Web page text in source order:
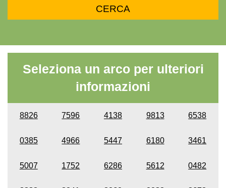
Seleziona un arco per ulteriori
informazioni
8826 7596 4138 9813 6538
0385 4966 5447 6180 3461
5007 1752 6286 5612 0482